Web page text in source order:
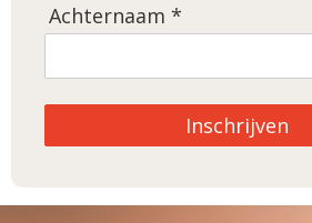
Achternaam *
Inschrijven